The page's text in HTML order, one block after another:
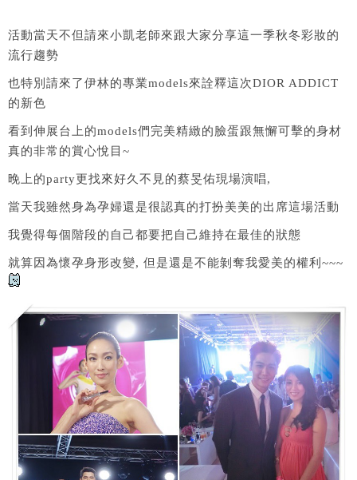
活動當天不但請來小凱老師來跟大家分享這一季秋冬彩妝的
流行趨勢
也特別請來了伊林的專業models來詮釋這次DIOR ADDICT
的新色
看到伸展台上的models們完美精緻的臉蛋跟無懈可擊的身材
真的非常的賞心悅目~
晚上的party更找來好久不見的蔡旻佑現場演唱,
當天我雖然身為孕婦還是很認真的打扮美美的出席這場活動
我覺得每個階段的自己都要把自己維持在最佳的狀態
就算因為懷孕身形改變, 但是還是不能剝奪我愛美的權利~~~